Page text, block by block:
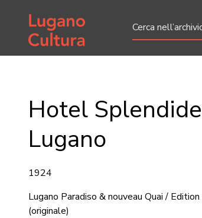
Home page
Hotel
Lugano
1924
Lugano Paradiso & nouveau Quai /
(originale)